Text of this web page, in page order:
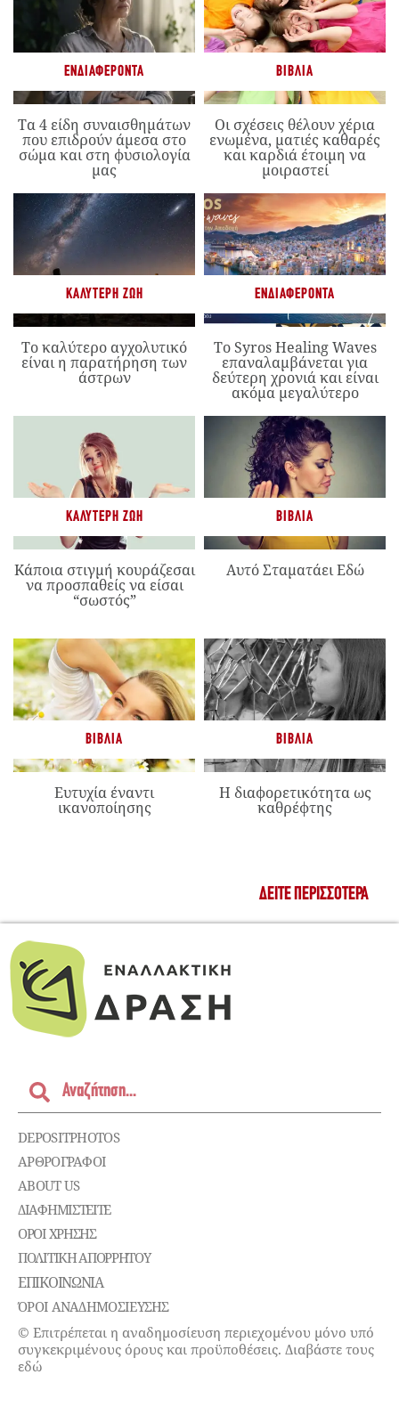
ΕΝΔΙΑΦΈΡΟΝΤΑ
Τα 4 είδη συναισθημάτων
που επιδρούν άμεσα στο
σώμα και στη φυσιολογία
μας
ΒΙΒΛΊΑ
Οι σχέσεις θέλουν χέρια
ενωμένα, ματιές καθαρές
και καρδιά έτοιμη να
μοιραστεί
ΚΑΛΎΤΕΡΗ ΖΩΉ
Το καλύτερο αγχολυτικό
είναι η παρατήρηση των
άστρων
ΕΝΔΙΑΦΈΡΟΝΤΑ
Το Syros Healing Waves
επαναλαμβάνεται για
δεύτερη χρονιά και είναι
ακόμα μεγαλύτερο
ΚΑΛΎΤΕΡΗ ΖΩΉ
Κάποια στιγμή κουράζεσαι
να προσπαθείς να είσαι
“σωστός”
ΒΙΒΛΊΑ
Αυτό Σταματάει Εδώ
ΒΙΒΛΊΑ
Ευτυχία έναντι
ικανοποίησης
ΒΙΒΛΊΑ
Η διαφορετικότητα ως
καθρέφτης
ΔΕΊΤΕ ΠΕΡΙΣΣΌΤΕΡΑ
DEPOSITPHOTOS
ΑΡΘΡΟΓΡΑΦΟΙ
ABOUT US
ΔΙΑΦΗΜΙΣΤΕΊΤΕ
ΌΡΟΙ ΧΡΉΣΗΣ
ΠΟΛΙΤΙΚΉ ΑΠΟΡΡΉΤΟΥ
ΕΠΙΚΟΙΝΩΝΊΑ
ΌΡΟΙ ΑΝΑΔΗΜΟΣΙΕΥΣΗΣ
© Επιτρέπεται η αναδημοσίευση περιεχομένου μόνο υπό
συγκεκριμένους όρους και προϋποθέσεις. Διαβάστε τους
εδώ